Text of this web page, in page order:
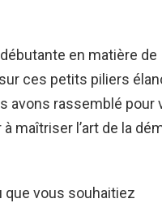
en matière de
ces petits piliers
avons rassemblé pour
maîtriser l’art de la
que vous souhaitiez